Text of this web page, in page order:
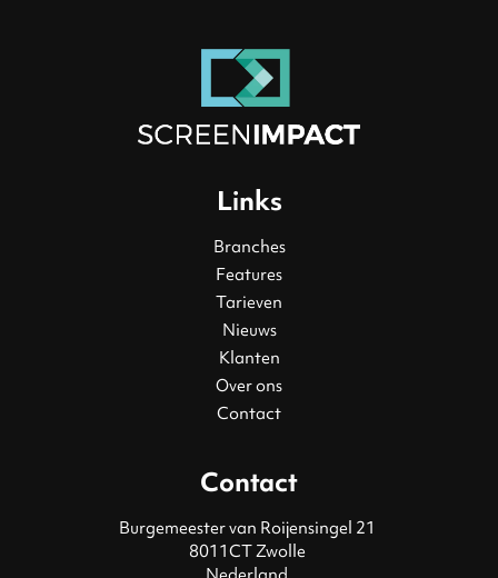
Links
Branches
Features
Tarieven
Nieuws
Klanten
Over ons
Contact
Contact
Burgemeester van Roijensingel 21
8011CT Zwolle